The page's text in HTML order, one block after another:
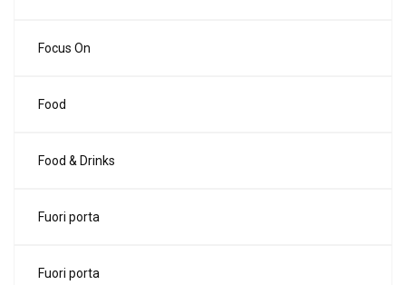
Focus On
Food
Food & Drinks
Fuori porta
Fuori porta